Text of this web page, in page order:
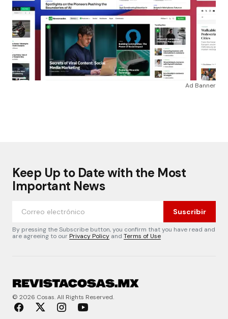
Ad Banner
Keep Up to Date with the Most
Important News
Suscribir
By pressing the Subscribe button, you confirm that you have read and
are agreeing to ourPrivacy Policy and Terms of Use
© 2026 Cosas. All Rights Reserved.